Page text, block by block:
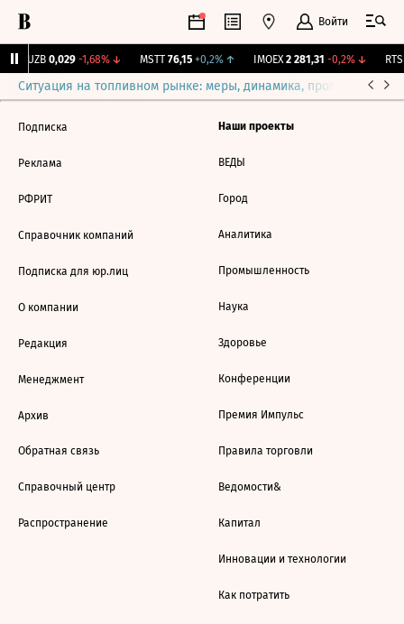
Войти
KUZB 0,029 -1,68%↓ MSTT 76,15 +0,2%↑ IMOEX 2 281,31 -0,2%↓ RTSI
Ситуация на топливном рынке: меры, динамика, прогнозы
Подписка
Реклама
РФРИТ
Справочник компаний
Подписка для юр.лиц
О компании
Редакция
Менеджмент
Архив
Обратная связь
Справочный центр
Распространение
Наши проекты
ВЕДЫ
Город
Аналитика
Промышленность
Наука
Здоровье
Конференции
Премия Импульс
Правила торговли
Ведомости&
Капитал
Инновации и технологии
Как потратить